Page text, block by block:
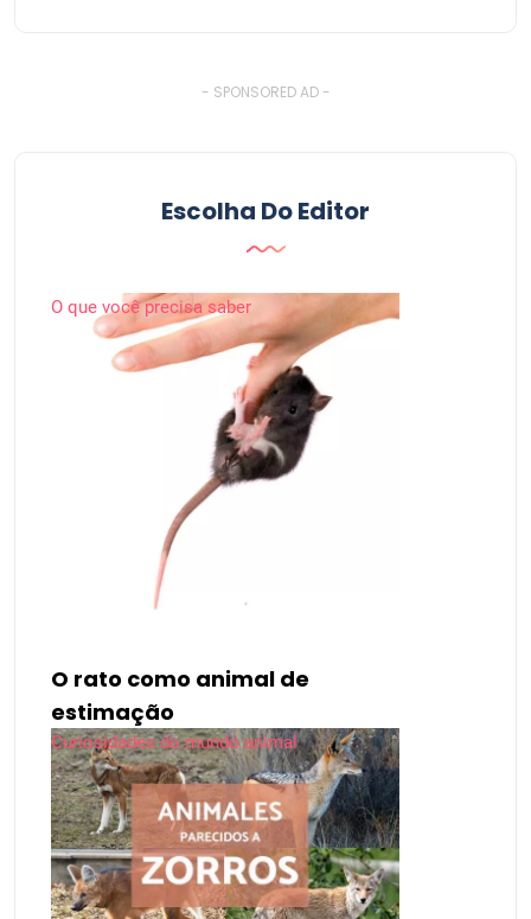
- SPONSORED AD -
Escolha Do Editor
O que você precisa saber
O rato como animal de
estimação
Curiosidades do mundo animal